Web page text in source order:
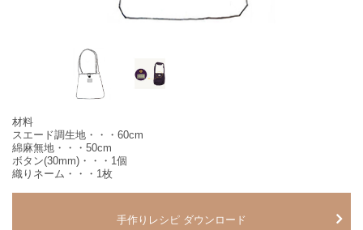
材料
スエード調生地・・・60cm
綿麻無地・・・50cm
ボタン(30mm)・・・1個
織りネーム・・・1枚
手作りレシピ ダウンロード